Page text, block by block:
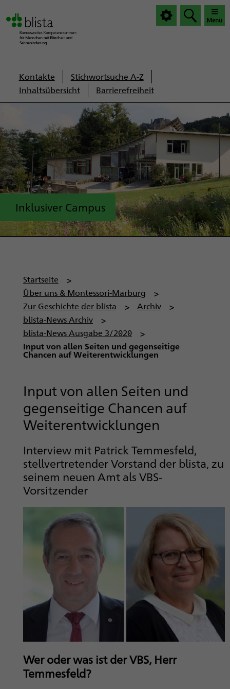
Servicenavigation
Kontakte
Stichwortsuche A-Z
Inhaltsübersicht
Barrierefreiheit
Inklusiver Campus
P
f
a
d
n
a
v
g
a
t
n
Startseite
Über uns & Montessori-Marburg
Zur Geschichte der blista
Archiv
blista-News Archiv
blista-News Ausgabe 3/2020
Input von allen Seiten und gegenseitige
Chancen auf Weiterentwicklungen
Input von allen Seiten und
gegenseitige Chancen auf
Weiterentwicklungen
Interview mit Patrick Temmesfeld,
stellvertretender Vorstand der blista, zu
seinem neuen Amt als VBS-
Vorsitzender
Wer oder was ist der VBS, Herr
Temmesfeld?